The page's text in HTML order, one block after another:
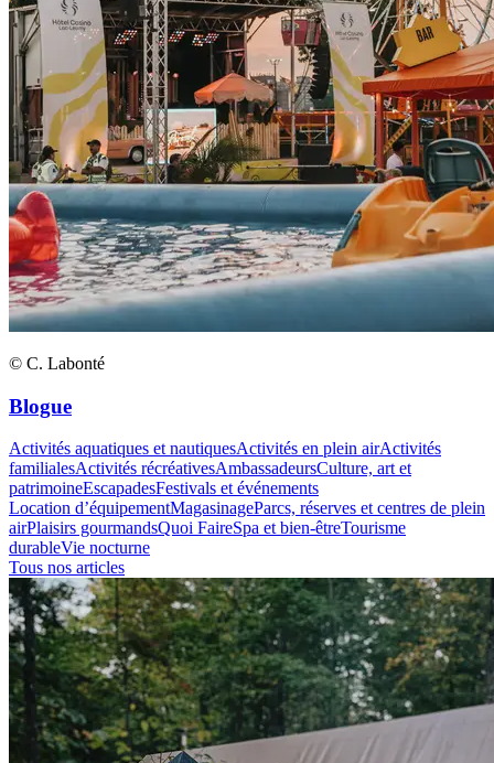
© C. Labonté
Blogue
Activités aquatiques et nautiquesActivités en plein airActivités
familialesActivités récréativesAmbassadeursCulture, art et
patrimoineEscapadesFestivals et événements
Location d’équipementMagasinageParcs, réserves et centres de plein
airPlaisirs gourmandsQuoi FaireSpa et bien-êtreTourisme
durableVie nocturne
Tous nos articles